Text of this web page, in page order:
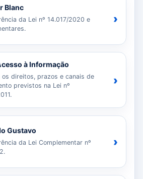
Blanc
da Lei nº 14.017/2020 e
›
à Informação
os direitos, prazos e canais de
previstos na Lei nº
›
Gustavo
da Lei Complementar nº
›